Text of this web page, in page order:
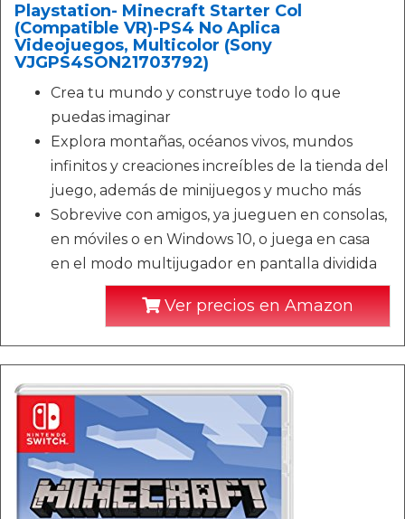
Playstation- Minecraft Starter Col
(Compatible VR)-PS4 No Aplica
Videojuegos, Multicolor (Sony
VJGPS4SON21703792)
Crea tu mundo y construye todo lo que
puedas imaginar
Explora montañas, océanos vivos, mundos
infinitos y creaciones increíbles de la tienda del
juego, además de minijuegos y mucho más
Sobrevive con amigos, ya jueguen en consolas,
en móviles o en Windows 10, o juega en casa
en el modo multijugador en pantalla dividida
Ver precios en Amazon